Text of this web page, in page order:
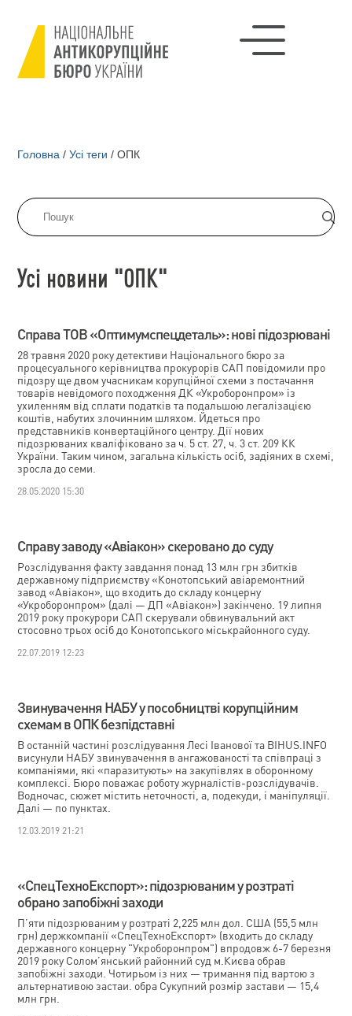
Головна / Усі теги / ОПК
Усі новини "ОПК"
Cправа ТОВ «Оптимумспецдеталь»: нові підозрювані
28 травня 2020 року детективи Національного бюро за
процесуального керівництва прокурорів САП повідомили про
підозру ще двом учасникам корупційної схеми з постачання
товарів невідомого походження ДК «Укроборонпром» із
ухиленням від сплати податків та подальшою легалізацією
коштів, набутих злочинним шляхом. Йдеться про
представників конвертаційного центру. Дії нових
підозрюваних кваліфіковано за ч. 5 ст. 27, ч. 3 ст. 209 КК
України. Таким чином, загальна кількість осіб, задіяних в схемі,
зросла до семи.
28.05.2020 15:30
Справу заводу «Авіакон» скеровано до суду
Розслідування факту завдання понад 13 млн грн збитків
державному підприємству «Конотопський авіаремонтний
завод «Авіакон», що входить до складу концерну
«Укроборонпром» (далі — ДП «Авіакон») закінчено. 19 липня
2019 року прокурори САП скерували обвинувальний акт
стосовно трьох осіб до Конотопського міськрайонного суду.
22.07.2019 12:23
Звинувачення НАБУ у пособництві корупційним
схемам в ОПК безпідставні
В останній частині розслідування Лесі Іванової та BIHUS.INFO
висунули НАБУ звинувачення в ангажованості та співпраці з
компаніями, які «паразитують» на закупівлях в оборонному
комплексі. Бюро поважає роботу журналістів-розслідувачів.
Водночас, сюжет містить неточності, а, подекуди, і маніпуляції.
Далі — по пунктах.
12.03.2019 21:21
«СпецТехноЕкспорт»: підозрюваним у розтраті
обрано запобіжні заходи
П’яти підозрюваним у розтраті 2,225 млн дол. США (55,5 млн
грн) держкомпанії «СпецТехноЕкспорт» (входить до складу
державного концерну "Укроборонпром") впродовж 6-7 березня
2019 року Солом’янський районний суд м.Києва обрав
запобіжні заходи. Чотирьом із них — тримання під вартою з
альтернативою застаи. обра Сукупний розмір застави — 15,4
млн грн.